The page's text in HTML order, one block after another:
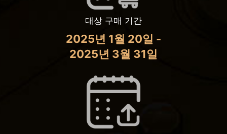
대상 구매 기간
2025년 1월 20일 -
2025년 3월 31일